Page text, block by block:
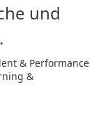
und
& Performance
&